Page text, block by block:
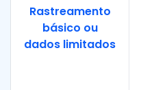
Rastreamento
básico ou
dados limitados